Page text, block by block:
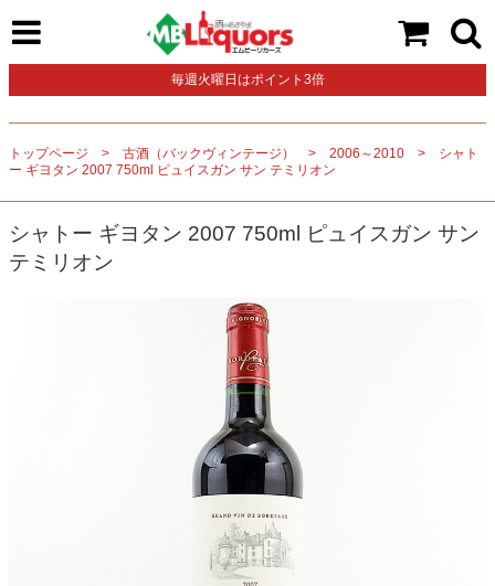
毎週火曜日はポイント3倍
トップページ 古酒（バックヴィンテージ） 2006～2010
シャト
ー ギヨタン 2007 750ml ピュイスガン サン テミリオン
シャトー ギヨタン 2007 750ml ピュイスガン サン
テミリオン